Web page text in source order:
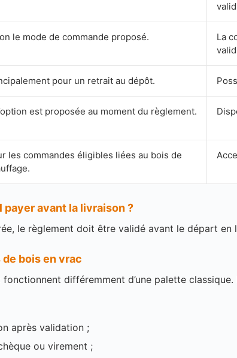
le mode de commande proposé.
La
pour un retrait au dépôt.
est proposée au moment du règlement.
les commandes éligibles liées au bois de
avant la livraison ?
le règlement doit être validé avant le départ
bois en vrac
différemment d’une palette
après validation ;
ou virement ;